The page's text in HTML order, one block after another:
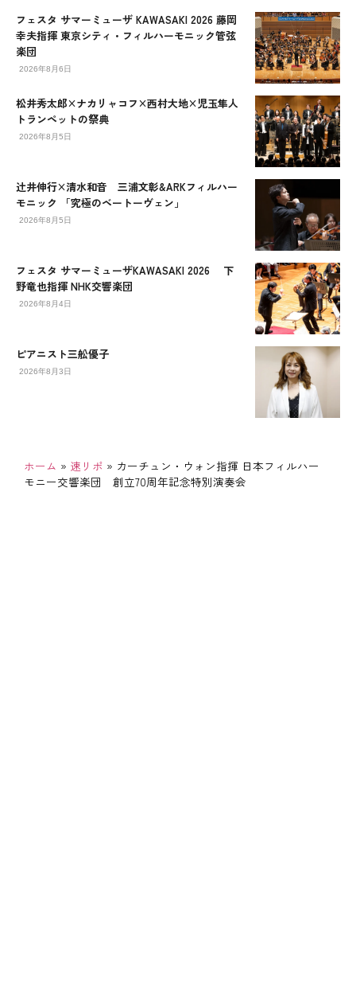
フェスタ サマーミューザ KAWASAKI 2026 藤岡
幸夫指揮 東京シティ・フィルハーモニック管弦
楽団
2026年8月6日
松井秀太郎×ナカリャコフ×西村大地×児玉隼人
トランペットの祭典
2026年8月5日
辻󠄀井伸行×清水和音 三浦文彰&ARKフィルハー
モニック 「究極のベートーヴェン」
2026年8月5日
フェスタ サマーミューザKAWASAKI 2026 下
野竜也指揮 NHK交響楽団
2026年8月4日
ピアニスト三舩優子
2026年8月3日
ホーム » 速リポ » カーチュン・ウォン指揮 日本フィルハー
モニー交響楽団 創立70周年記念特別演奏会